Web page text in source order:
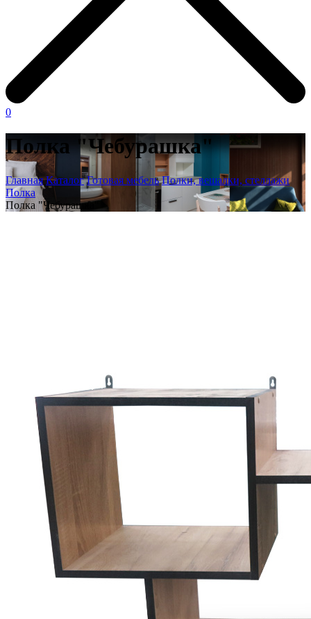
0
Полка "Чебурашка"
Главная Каталог Готовая мебель Полки, вешалки, стеллажи
Полка
Полка "Чебурашка"